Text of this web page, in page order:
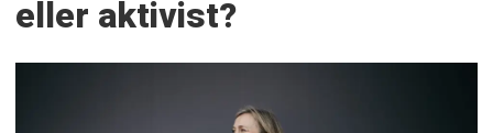
eller aktivist?